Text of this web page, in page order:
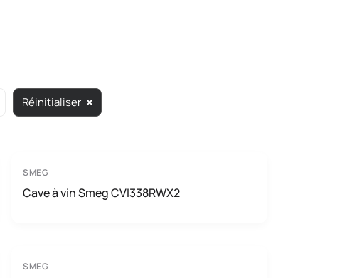
Réinitialiser
SMEG
Cave à vin Smeg CVI338RWX2
SMEG